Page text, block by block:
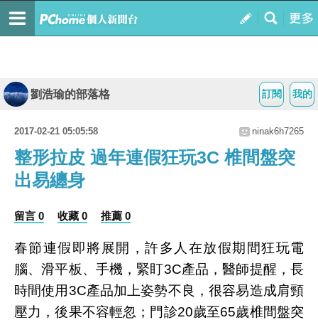
我的
訂閱
劉浩瑜的部落格
2017-02-21 05:05:58 ninak6h7265
整形拉皮 過年連假狂玩3C 椎間盤突
出易纏身
留言 0 收藏 0 推薦 0
春節連假即將展開，許多人在放假期間狂玩電
腦、滑平板、手機，緊盯3C產品，醫師提醒，長
時間使用3C產品加上姿勢不良，很容易造成肩頸
壓力，後果不容輕忽；門診20歲至65歲椎間盤突